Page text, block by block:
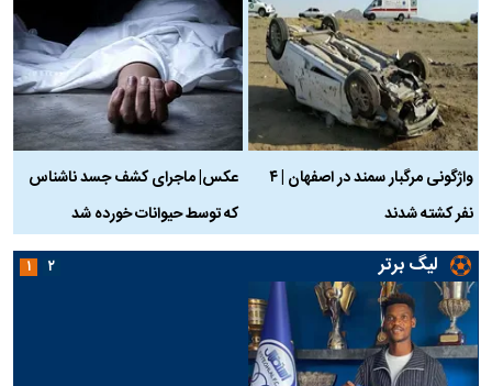
واژگونی مرگبار سمند در اصفهان | ۴
نفر کشته شدند
عکس| ماجرای کشف جسد ناشناس
که توسط حیوانات خورده شد
لیگ برتر ۱ ۲